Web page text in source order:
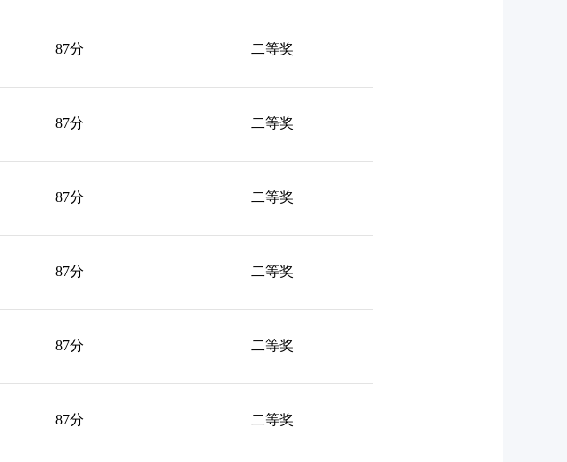
87分 二等奖
87分 二等奖
87分 二等奖
87分 二等奖
87分 二等奖
87分 二等奖